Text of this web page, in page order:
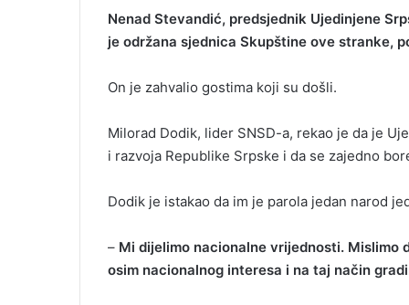
Nenad Stevandić, predsjednik Ujedinjene
je održana sjednica Skupštine ove stranke,
On je zahvalio gostima koji su došli.
Milorad Dodik, lider SNSD-a, rekao je da je
i razvoja Republike Srpske i da se zajedno
Dodik je istakao da im je parola jedan narod
– Mi dijelimo nacionalne vrijednosti. Mislimo
osim nacionalnog interesa i na taj način